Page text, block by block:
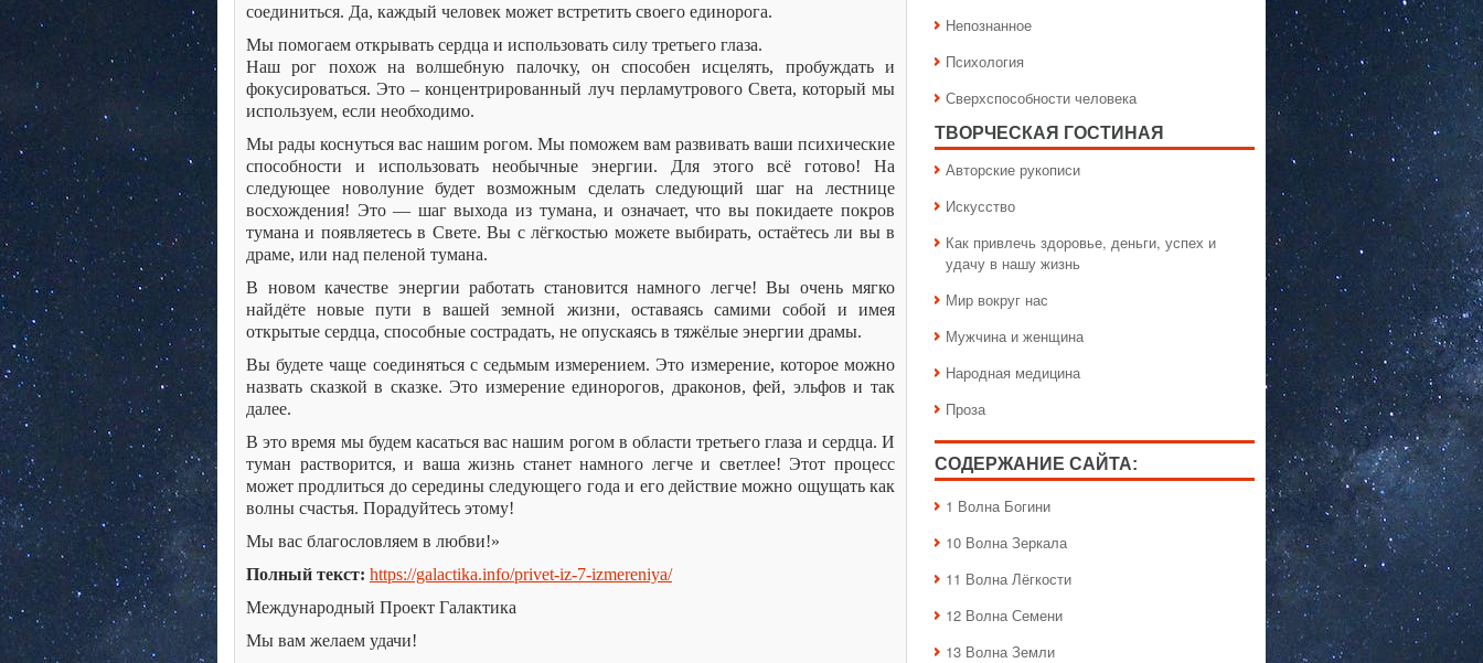
соединиться. Да, каждый человек может встретить своего единорога.
Мы помогаем открывать сердца и использовать силу третьего глаза.
Наш рог похож на волшебную палочку, он способен исцелять, пробуждать и
фокусироваться. Это – концентрированный луч перламутрового Света, который мы
используем, если необходимо.
Мы рады коснуться вас нашим рогом. Мы поможем вам развивать ваши психические
способности и использовать необычные энергии. Для этого всё готово! На
следующее новолуние будет возможным сделать следующий шаг на лестнице
восхождения! Это — шаг выхода из тумана, и означает, что вы покидаете покров
тумана и появляетесь в Свете. Вы с лёгкостью можете выбирать, остаётесь ли вы в
драме, или над пеленой тумана.
В новом качестве энергии работать становится намного легче! Вы очень мягко
найдёте новые пути в вашей земной жизни, оставаясь самими собой и имея
открытые сердца, способные сострадать, не опускаясь в тяжёлые энергии драмы.
Вы будете чаще соединяться с седьмым измерением. Это измерение, которое можно
назвать сказкой в сказке. Это измерение единорогов, драконов, фей, эльфов и так
далее.
В это время мы будем касаться вас нашим рогом в области третьего глаза и сердца. И
туман растворится, и ваша жизнь станет намного легче и светлее! Этот процесс
может продлиться до середины следующего года и его действие можно ощущать как
волны счастья. Порадуйтесь этому!
Мы вас благословляем в любви!»
Полный текст: https://galactika.info/privet-iz-7-izmereniya/
Международный Проект Галактика
Мы вам желаем удачи!
Непознанное
Психология
Сверхспособности человека
ТВОРЧЕСКАЯ ГОСТИНАЯ
Авторские рукописи
Искусство
Как привлечь здоровье, деньги, успех и
удачу в нашу жизнь
Мир вокруг нас
Мужчина и женщина
Народная медицина
Проза
СОДЕРЖАНИЕ САЙТА:
1 Волна Богини
10 Волна Зеркала
11 Волна Лёгкости
12 Волна Семени
13 Волна Земли